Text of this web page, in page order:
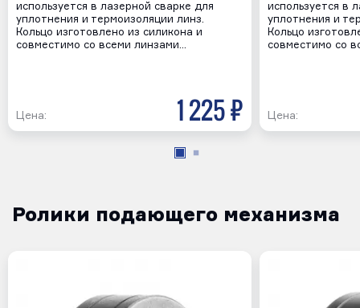
используется в лазерной сварке для
уплотнения и термоизоляции линз.
Кольцо изготовлено из силикона и
совместимо со всеми линзами…
Цена: 1 225 р
используется в
уплотнения и
Кольцо
совместимо со
Цена:
Ролики подающего механизма